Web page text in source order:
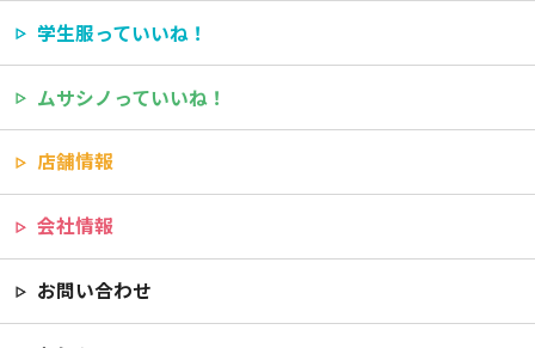
学生服っていいね！
ムサシノっていいね！
店舗情報
会社情報
お問い合わせ